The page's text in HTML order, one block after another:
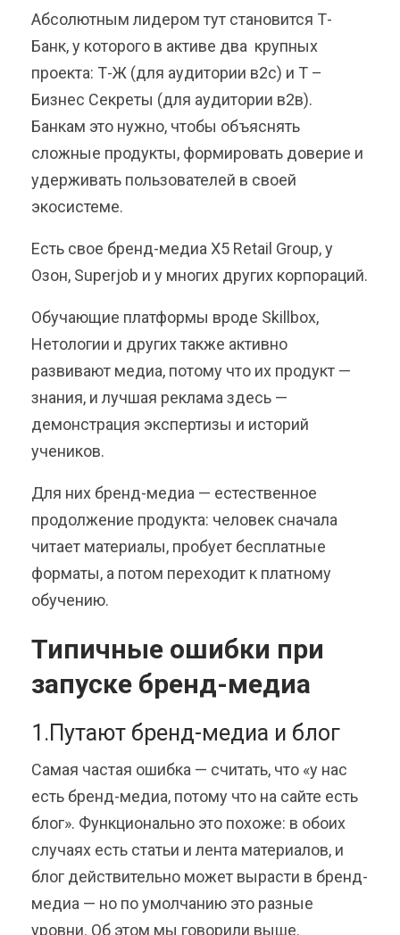
Абсолютным лидером тут становится Т-
Банк, у которого в активе два крупных
проекта: Т-Ж (для аудитории в2с) и Т –
Бизнес Секреты (для аудитории в2в).
Банкам это нужно, чтобы объяснять
сложные продукты, формировать доверие и
удерживать пользователей в своей
экосистеме.
Есть свое бренд-медиа X5 Retail Group, у
Озон, Superjob и у многих других корпораций.
Обучающие платформы вроде Skillbox,
Нетологии и других также активно
развивают медиа, потому что их продукт —
знания, и лучшая реклама здесь —
демонстрация экспертизы и историй
учеников.
Для них бренд-медиа — естественное
продолжение продукта: человек сначала
читает материалы, пробует бесплатные
форматы, а потом переходит к платному
обучению.
Типичные ошибки при
запуске бренд-медиа
1.Путают бренд-медиа и блог
Самая частая ошибка — считать, что «у нас
есть бренд-медиа, потому что на сайте есть
блог». Функционально это похоже: в обоих
случаях есть статьи и лента материалов, и
блог действительно может вырасти в бренд-
медиа — но по умолчанию это разные
уровни. Об этом мы говорили выше.